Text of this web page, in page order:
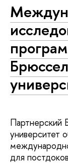
Партнерский
университет
для